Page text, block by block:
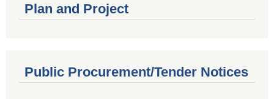
Plan and Project
Public Procurement/Tender Notices